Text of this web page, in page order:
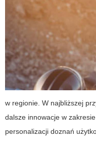
w regionie. W najbliższej
dalsze innowacje w
personalizacji doznań